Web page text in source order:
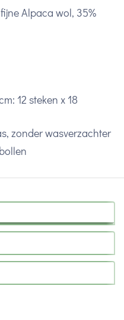
Alpaca wol, 35%
12 steken x 18
zonder wasverzachter